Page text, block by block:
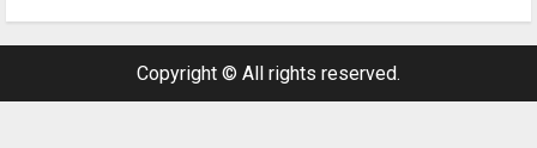
Copyright © All rights reserved.